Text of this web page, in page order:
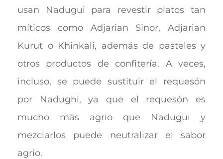
usan Nadugui para revestir platos tan
míticos como Adjarian Sinor, Adjarian
Kurut o Khinkali, además de pasteles y
otros productos de confitería. A veces,
incluso, se puede sustituir el requesón
por Nadughi, ya que el requesón es
mucho más agrio que Nadugui y
mezclarlos puede neutralizar el sabor
agrio.